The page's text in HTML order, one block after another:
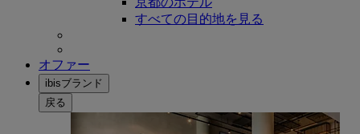
すべての目的地を見る
オファー
ibisブランド
戻る